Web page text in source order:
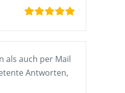
als auch per Mail
Antworten,